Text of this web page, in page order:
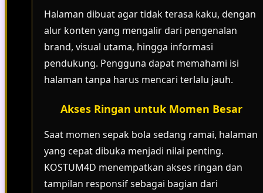
Halaman dibuat agar tidak terasa kaku, dengan
alur konten yang mengalir dari pengenalan
brand, visual utama, hingga informasi
pendukung. Pengguna dapat memahami isi
halaman tanpa harus mencari terlalu jauh.
Akses Ringan untuk Momen Besar
Saat momen sepak bola sedang ramai, halaman
yang cepat dibuka menjadi nilai penting.
KOSTUM4D menempatkan akses ringan dan
tampilan responsif sebagai bagian dari